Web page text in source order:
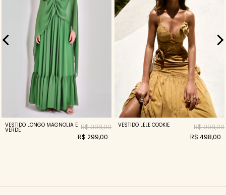
VESTIDO LONGO MAGNOLIA E
VERDE
R$ 998,00
R$ 299,00
VESTIDO LELE COOKIE
R$ 998,00
R$ 498,00